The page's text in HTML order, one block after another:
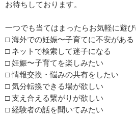
お待ちしております。
一つでも当てはまったらお気軽に遊び
□ 海外での妊娠〜子育てに不安がある
□ ネットで検索して迷子になる
□ 妊娠〜子育てを楽しみたい
□ 情報交換・悩みの共有をしたい
□ 気分転換できる場が欲しい
□ 支え合える繋がりが欲しい
□ 経験者の話を聞いてみたい